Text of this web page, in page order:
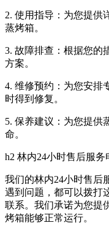
2. 使用指导：为您提供
蒸烤箱。
3. 故障排查：根据您的
方案。
4. 维修预约：为您安排
时得到修复。
5. 保养建议：为您提供
命。
h2 林内24小时售后服务
我们的林内24小时售后
遇到问题，都可以拨打
联系。我们承诺为您提
烤箱能够正常运行。